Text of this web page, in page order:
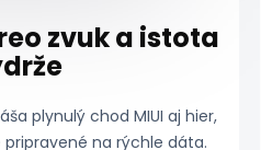
zvuk a istota
plynulý chod MIUI aj hier,
na rýchle dáta.